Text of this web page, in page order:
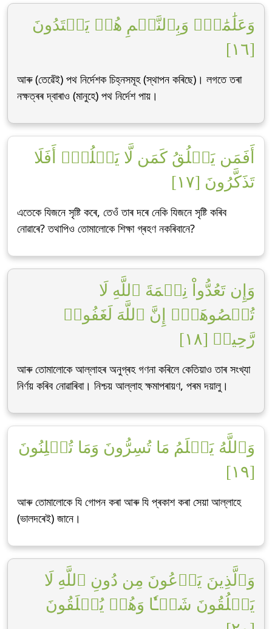
وَعَلَٰمَٰتٖۚ وَبِٱلنَّجۡمِ هُمۡ يَهۡتَدُونَ
[١٦]
আৰু (তেৱেঁই) পথ নিৰ্দেশক চিহ্নসমূহ (স্থাপন কৰিছে)। লগতে তৰা
নক্ষত্ৰৰ দ্বাৰাও (মানুহে) পথ নিৰ্দেশ পায়।
أَفَمَن يَخۡلُقُ كَمَن لَّا يَخۡلُقُۚ أَفَلَا
تَذَكَّرُونَ [١٧]
এতেকে যিজনে সৃষ্টি কৰে, তেওঁ তাৰ দৰে নেকি যিজনে সৃষ্টি কৰিব
নোৱাৰে? তথাপিও তোমালোকে শিক্ষা গ্ৰহণ নকৰিবানে?
وَإِن تَعُدُّواْ نِعۡمَةَ ٱللَّهِ لَا
تُحۡصُوهَآۗ إِنَّ ٱللَّهَ لَغَفُورٞ
رَّحِيمٞ [١٨]
আৰু তোমালোকে আল্লাহৰ অনুগ্ৰহ গণনা কৰিলে কেতিয়াও তাৰ সংখ্যা
নিৰ্ণয় কৰিব নোৱাৰিবা। নিশ্চয় আল্লাহ ক্ষমাপৰায়ণ, পৰম দয়ালু।
وَٱللَّهُ يَعۡلَمُ مَا تُسِرُّونَ وَمَا تُعۡلِنُونَ
[١٩]
আৰু তোমালোকে যি গোপন কৰা আৰু যি প্ৰকাশ কৰা সেয়া আল্লাহে
(ভালদৰেই) জানে।
وَٱلَّذِينَ يَدۡعُونَ مِن دُونِ ٱللَّهِ لَا
يَخۡلُقُونَ شَيۡـٔٗا وَهُمۡ يُخۡلَقُونَ